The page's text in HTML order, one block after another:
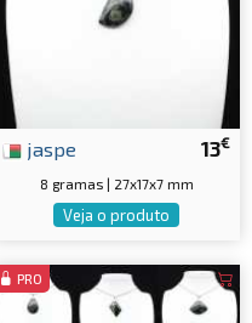
13€
jaspe
8 gramas | 27x17x7 mm
Veja o produto
PRO